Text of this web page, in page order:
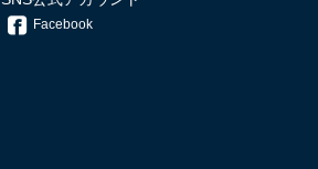
Facebook